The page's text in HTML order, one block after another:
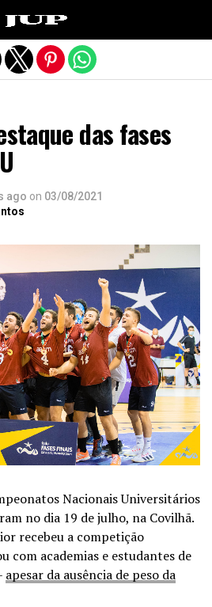
das fases
ago on 03/08/2021
Nacionais Universitários
no dia 19 de julho, na Covilhã.
recebeu a competição
com academias e estudantes de
apesar da ausência de peso da
mobile version